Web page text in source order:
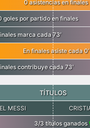
0 asistencias en finales
goles por partido en finales
marca cada 73′
En finales asiste cada 0′
contribuye cada 73′
TÍTULOS
MESSI
3/3 títulos ganados